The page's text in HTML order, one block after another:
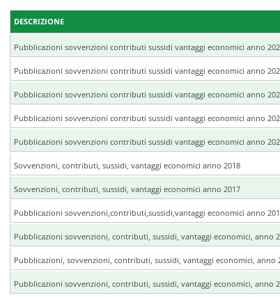
DESCRIZIONE
Pubblicazioni sovvenzioni contributi sussidi vantaggi economici anno
Pubblicazioni sovvenzioni contributi sussidi vantaggi economici anno
Pubblicazioni sovvenzioni contributi sussidi vantaggi economici anno
Pubblicazioni sovvenzioni contributi sussidi vantaggi economici anno
Pubblicazioni sovvenzioni contributi sussidi vantaggi economici anno
Sovvenzioni, contributi, sussidi, vantaggi economici anno 2018
Sovvenzioni, contributi, sussidi, vantaggi economici anno 2017
Pubblicazioni sovvenzioni,contributi,sussidi,vantaggi economici anno
Pubblicazioni sovvenzioni, contributi, sussidi, vantaggi economici, anno
Pubblicazioni, sovvenzioni, contributi, sussidi, vantaggi economici, anno
Pubblicazioni sovvenzioni, contributi, sussidi, vantaggi economici, anno